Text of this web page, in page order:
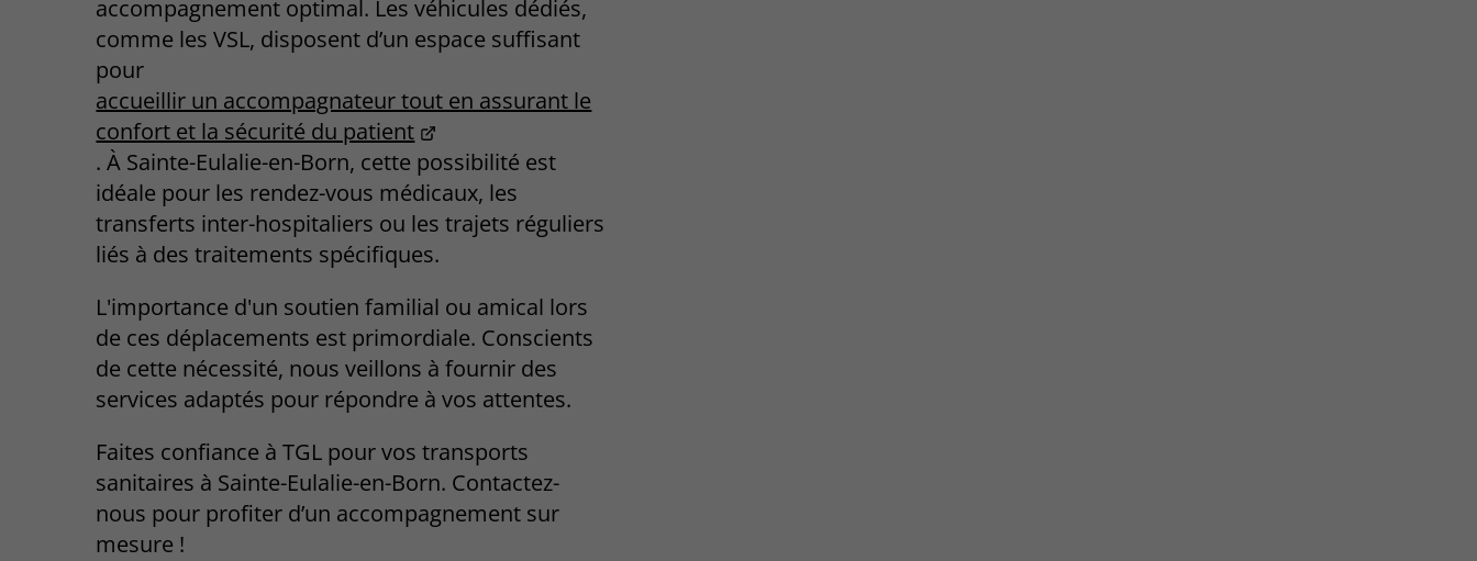
accompagnement optimal. Les véhicules dédiés,
comme les VSL, disposent d’un espace suffisant
pour
accueillir un accompagnateur tout en assurant le
confort et la sécurité du patient
. À Sainte-Eulalie-en-Born, cette possibilité est
idéale pour les rendez-vous médicaux, les
transferts inter-hospitaliers ou les trajets réguliers
liés à des traitements spécifiques.
L'importance d'un soutien familial ou amical lors
de ces déplacements est primordiale. Conscients
de cette nécessité, nous veillons à fournir des
services adaptés pour répondre à vos attentes.
Faites confiance à TGL pour vos transports
sanitaires à Sainte-Eulalie-en-Born. Contactez-
nous pour profiter d’un accompagnement sur
mesure !